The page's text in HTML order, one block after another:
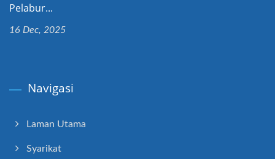
Pelabur...
16 Dec, 2025
Navigasi
Laman Utama
Syarikat